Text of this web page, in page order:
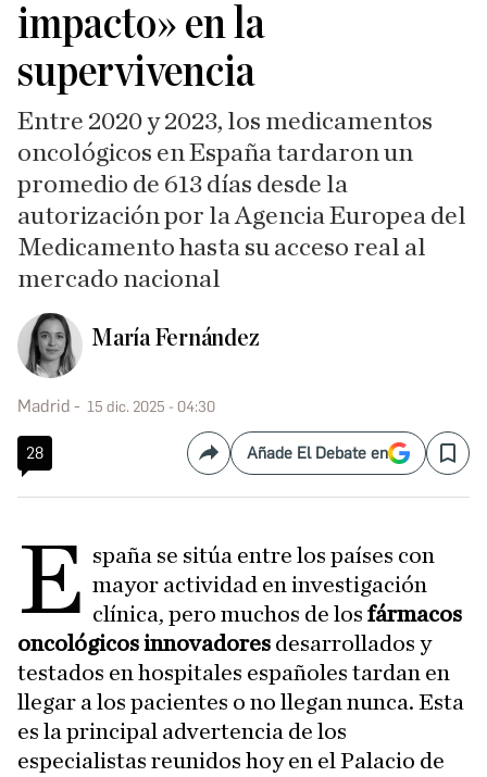
impacto» en la
supervivencia
Entre 2020 y 2023, los medicamentos
oncológicos en España tardaron un
promedio de 613 días desde la
autorización por la Agencia Europea del
Medicamento hasta su acceso real al
mercado nacional
María Fernández
Madrid 15 dic. 2025 - 04:30
28 CompartirAñade El Debate en Save
E spaña se sitúa entre los países con
mayor actividad en investigación
clínica, pero muchos de los fármacos
oncológicos innovadores desarrollados y
testados en hospitales españoles tardan en
llegar a los pacientes o no llegan nunca. Esta
es la principal advertencia de los
especialistas reunidos hoy en el Palacio de